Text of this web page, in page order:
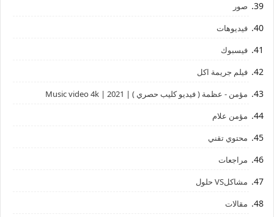
صور
فيديوهات
فيسبوك
فيلم جريمة اكل
مؤمن - عظمة ( فيديو كليب حصري ) | 2021 | Music video 4k
مؤمن علام
محتوي تقني
مراجعات
مشاكلVS حلول
مقالات